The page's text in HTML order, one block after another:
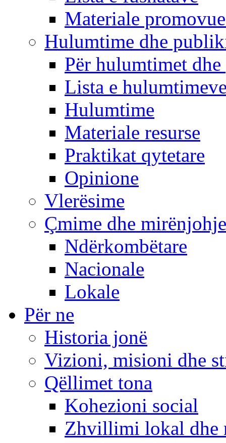
Materiale
Hulumtime dhe
Për hulumtimet
Lista e
Hulumtime
Materiale resurse
Praktikat qytetare
Opinione
Vlerësime
Çmime dhe mirënjohje
Ndërkombëtare
Nacionale
Lokale
Për ne
Historia jonë
Vizioni, misioni dhe
Qëllimet tona
Kohezioni social
Zhvillimi lokal dhe